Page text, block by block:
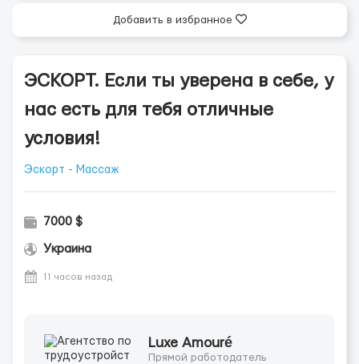
Добавить в избранное
ЭСКОРТ. Если ты уверена в себе, у
нас есть для тебя отличные
условия!
Эскорт - Массаж
7000 $
Украина
11 часов назад
Luxe Amouré
Прямой работодатель